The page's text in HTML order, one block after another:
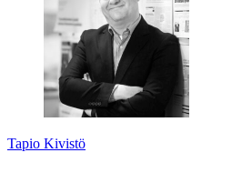
Tapio Kivistö